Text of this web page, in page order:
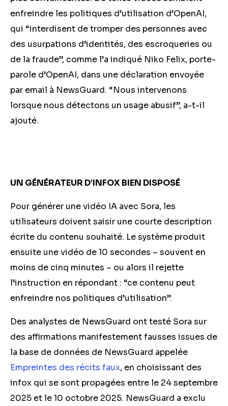
enfreindre les politiques d’utilisation d’OpenAI,
qui “interdisent de tromper des personnes avec
des usurpations d’identités, des escroqueries ou
de la fraude”, comme l’a indiqué Niko Felix, porte-
parole d’OpenAI, dans une déclaration envoyée
par email à NewsGuard. “Nous intervenons
lorsque nous détectons un usage abusif”, a-t-il
ajouté.
UN GÉNÉRATEUR D’INFOX BIEN DISPOSÉ
Pour générer une vidéo IA avec Sora, les
utilisateurs doivent saisir une courte description
écrite du contenu souhaité. Le système produit
ensuite une vidéo de 10 secondes – souvent en
moins de cinq minutes – ou alors il rejette
l’instruction en répondant : “ce contenu peut
enfreindre nos politiques d’utilisation”.
Des analystes de NewsGuard ont testé Sora sur
des affirmations manifestement fausses issues de
la base de données de NewsGuard appelée
Empreintes des récits faux, en choisissant des
infox qui se sont propagées entre le 24 septembre
2025 et le 10 octobre 2025. NewsGuard a exclu